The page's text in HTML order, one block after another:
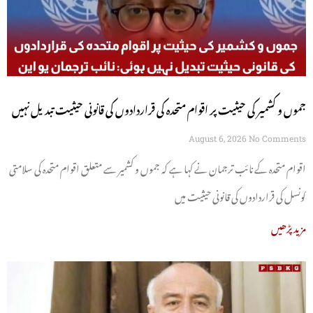
جموں و کشمیر کی حیثیت پر اقوام متحدہ کی قراردادوں کی قانونی حیثیت تبدیل نہیں
ہوئی: نائب ترجمان یو این
August 6, 2026 No Comments
اقوام متحدہ کے نائب ترجمان نے کہا ہے کہ جموں و کشمیر سے متعلق اقوام متحدہ کی سلامتی
کونسل کی قراردادوں کی قانونی حیثیت میں
مزید پڑھیں